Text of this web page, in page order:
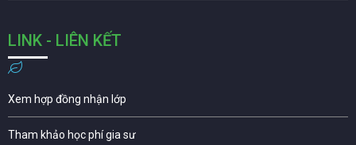
LINK - LIÊN KẾT
Xem hợp đồng nhận lớp
Tham khảo học phí gia sư